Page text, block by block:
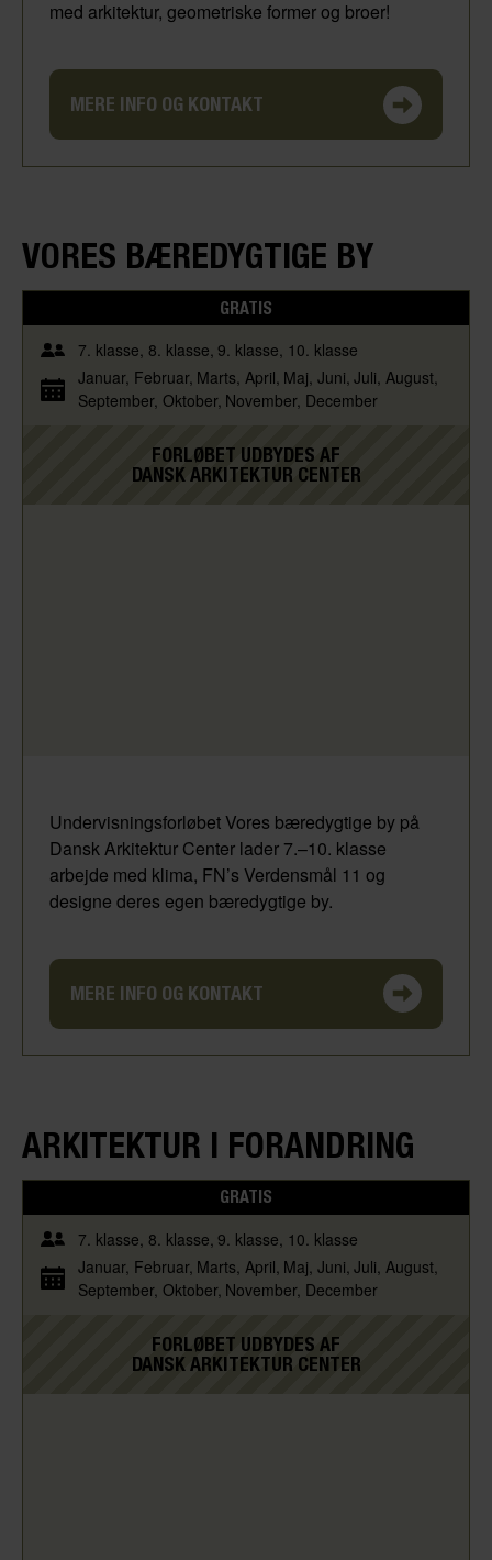
med arkitektur, geometriske former og broer!​
MERE INFO OG KONTAKT
VORES BÆREDYGTIGE BY
GRATIS
7. klasse 8. klasse 9. klasse 10. klasse
Januar Februar Marts April Maj Juni Juli August
September Oktober November December
FORLØBET UDBYDES AF
DANSK ARKITEKTUR CENTER
Undervisningsforløbet Vores bæredygtige by på
Dansk Arkitektur Center lader 7.–10. klasse
arbejde med klima, FN’s Verdensmål 11 og
designe deres egen bæredygtige by.
MERE INFO OG KONTAKT
ARKITEKTUR I FORANDRING
GRATIS
7. klasse 8. klasse 9. klasse 10. klasse
Januar Februar Marts April Maj Juni Juli August
September Oktober November December
FORLØBET UDBYDES AF
DANSK ARKITEKTUR CENTER